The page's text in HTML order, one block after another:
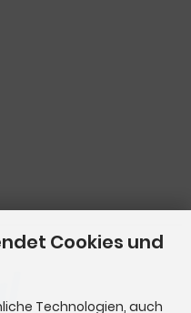
Cookies und
Technologien, auch